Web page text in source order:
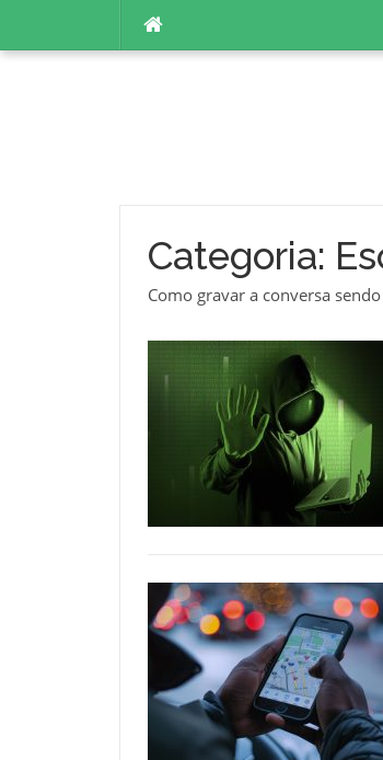
Categoria:
Como gravar a conversa